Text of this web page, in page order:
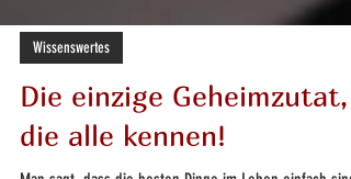
Wissenswertes
Die einzige Geheimzutat,